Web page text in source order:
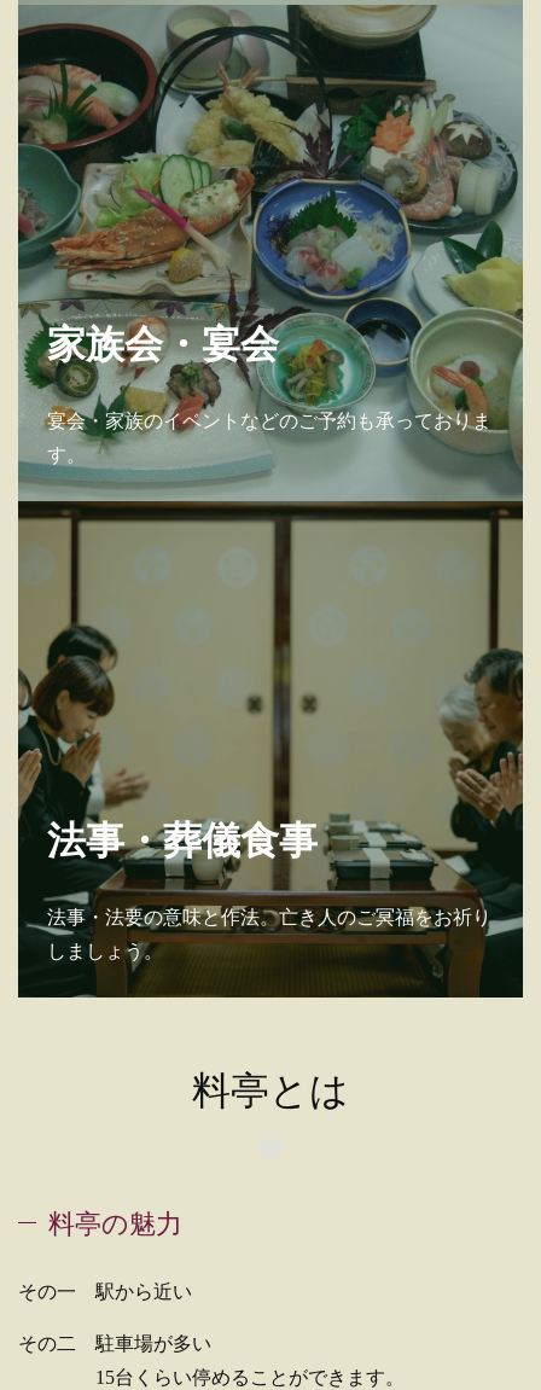
家族会・宴会
宴会・家族のイベントなどのご予約も承っておりま
す。
法事・葬儀食事
法事・法要の意味と作法。亡き人のご冥福をお祈り
しましょう。
料亭とは
料亭の魅力
その一 駅から近い
その二 駐車場が多い
15台くらい停めることができます。